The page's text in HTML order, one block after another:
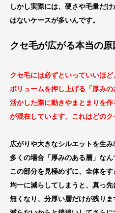
しかし実際には、硬さや毛量だ
はないケースが多いんです。
クセ毛が広がる本当の原
クセ毛には必ずといっていいほど
ボリュームを押し上げる「厚みの
活かした際に動きやまとまりを作
が混在しています。これはどのク
広がりや大きなシルエットを生み
多くの場合「厚みのある層」なん
この部分を見極めずに、全体を
均一に減らしてしまうと、真っ
無くなり、分厚い層だけが残り